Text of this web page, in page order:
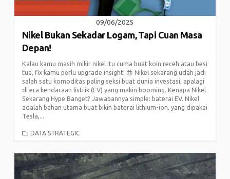
09/06/2025
Nikel Bukan Sekadar Logam, Tapi Cuan Masa
Depan!
Kalau kamu masih mikir nikel itu cuma buat koin receh atau besi
tua, fix kamu perlu upgrade insight! 😎 Nikel sekarang udah jadi
salah satu komoditas paling seksi buat dunia investasi, apalagi
di era kendaraan listrik (EV) yang makin booming. Kenapa Nikel
Sekarang Hype Banget? Jawabannya simple: baterai EV. Nikel
adalah bahan utama buat bikin baterai lithium-ion, yang dipakai
Tesla,...
CATEGORIES
DATA STRATEGIC